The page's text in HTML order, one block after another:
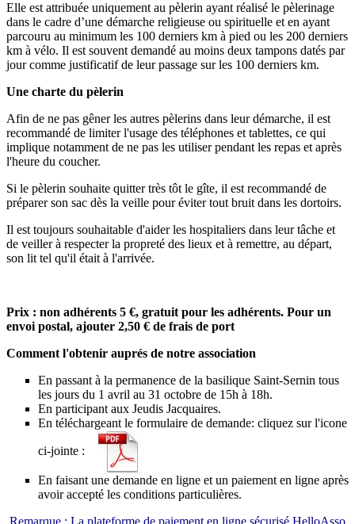
Elle est attribuée uniquement au pèlerin ayant réalisé le pèlerinage
dans le cadre d’une démarche religieuse ou spirituelle et en ayant
parcouru au minimum les 100 derniers km à pied ou les 200 derniers
km à vélo. Il est souvent demandé au moins deux tampons datés par
jour comme justificatif de leur passage sur les 100 derniers km.
Une charte du pèlerin
Afin de ne pas gêner les autres pèlerins dans leur démarche, il est
recommandé de limiter l'usage des téléphones et tablettes, ce qui
implique notamment de ne pas les utiliser pendant les repas et après
l'heure du coucher.
Si le pèlerin souhaite quitter très tôt le gîte, il est recommandé de
préparer son sac dès la veille pour éviter tout bruit dans les dortoirs.
Il est toujours souhaitable d'aider les hospitaliers dans leur tâche et
de veiller à respecter la propreté des lieux et à remettre, au départ,
son lit tel qu'il était à l'arrivée.
Prix : non adhérents 5 €, gratuit pour les adhérents. Pour un
envoi postal, ajouter 2,50 € de frais de port
Comment l'obtenir auprés de notre association
En passant à la permanence de la basilique Saint-Sernin tous
les jours du 1 avril au 31 octobre de 15h à 18h.
En participant aux Jeudis Jacquaires.
En téléchargeant le formulaire de demande: cliquez sur l'icone
ci-jointe :
En faisant une demande en ligne et un paiement en ligne après
avoir accepté les conditions particulières.